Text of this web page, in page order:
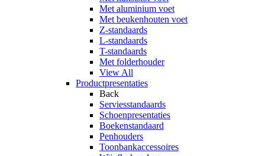
Met aluminium voet
Met beukenhouten voet
Z-standaards
L-standaards
T-standaards
Met folderhouder
View All
Productpresentaties
Back
Serviesstandaards
Schoenpresentaties
Boekenstandaard
Penhouders
Toonbankaccessoires